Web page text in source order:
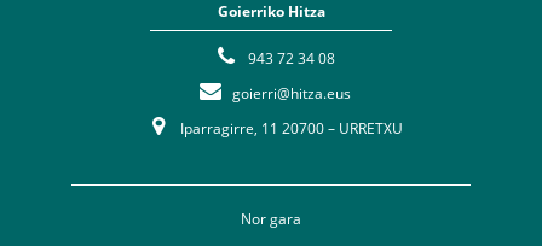
Goierriko Hitza
943 72 34 08
goierri@hitza.eus
Iparragirre, 11 20700 – URRETXU
Nor gara